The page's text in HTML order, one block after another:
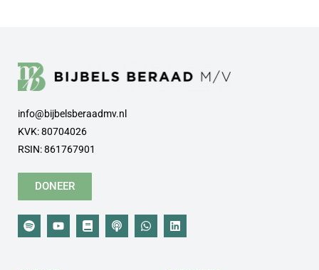
info@bijbelsberaadmv.nl
KVK: 80704026
RSIN: 861767901
DONEER